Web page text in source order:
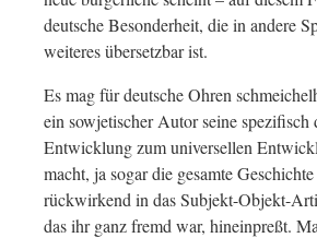
deutsche Besonderheit, die in andere
weiteres übersetzbar ist.
Es mag für deutsche Ohren
ein sowjetischer Autor seine spezifisch
Entwicklung zum universellen
macht, ja sogar die gesamte
rückwirkend in das Subjekt-Objekt-
das ihr ganz fremd war, hineinpreßt.